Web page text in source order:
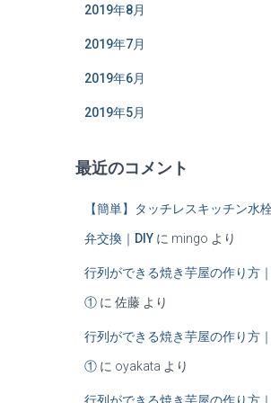
2019年8月
2019年7月
2019年6月
2019年5月
最近のコメント
【簡単】タッチレスキッチン水
弁交換｜DIYに mingo より
行列ができる焼き芋屋の作り方
①に 佐藤より
行列ができる焼き芋屋の作り方
①に oyakata より